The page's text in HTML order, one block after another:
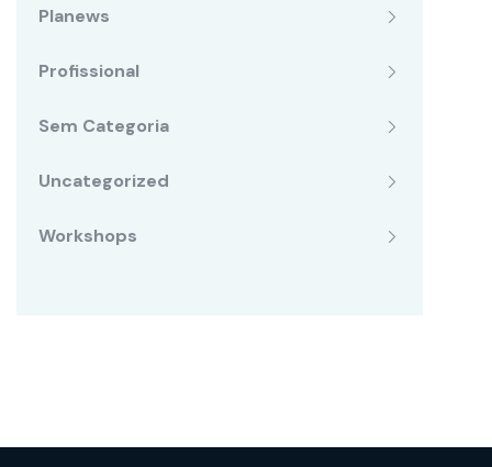
Planews
Profissional
Sem Categoria
Uncategorized
Workshops